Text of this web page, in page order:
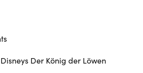
Der König der Löwen